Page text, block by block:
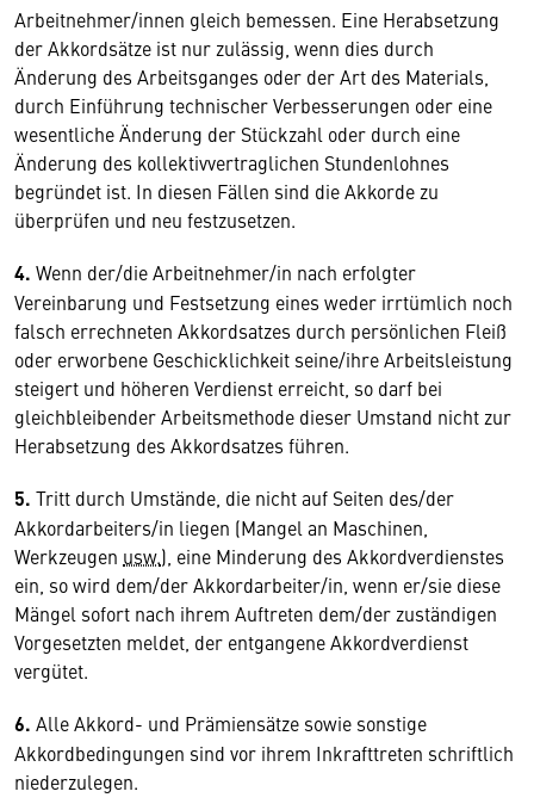
Arbeitnehmer/innen gleich bemessen. Eine Herabsetzung
der Akkordsätze ist nur zulässig, wenn dies durch
Änderung des Arbeitsganges oder der Art des Materials,
durch Einführung technischer Verbesserungen oder eine
wesentliche Änderung der Stückzahl oder durch eine
Änderung des kollektivvertraglichen Stundenlohnes
begründet ist. In diesen Fällen sind die Akkorde zu
überprüfen und neu festzusetzen.
4. Wenn der/die Arbeitnehmer/in nach erfolgter
Vereinbarung und Festsetzung eines weder irrtümlich noch
falsch errechneten Akkordsatzes durch persönlichen Fleiß
oder erworbene Geschicklichkeit seine/ihre Arbeitsleistung
steigert und höheren Verdienst erreicht, so darf bei
gleichbleibender Arbeitsmethode dieser Umstand nicht zur
Herabsetzung des Akkordsatzes führen.
5. Tritt durch Umstände, die nicht auf Seiten des/der
Akkordarbeiters/in liegen (Mangel an Maschinen,
Werkzeugen usw.), eine Minderung des Akkordverdienstes
ein, so wird dem/der Akkordarbeiter/in, wenn er/sie diese
Mängel sofort nach ihrem Auftreten dem/der zuständigen
Vorgesetzten meldet, der entgangene Akkordverdienst
vergütet.
6. Alle Akkord- und Prämiensätze sowie sonstige
Akkordbedingungen sind vor ihrem Inkrafttreten schriftlich
niederzulegen.